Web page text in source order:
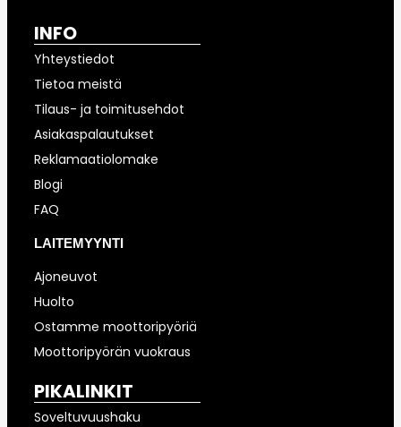
INFO
Yhteystiedot
Tietoa meistä
Tilaus- ja toimitusehdot
Asiakaspalautukset
Reklamaatiolomake
Blogi
FAQ
LAITEMYYNTI
Ajoneuvot
Huolto
Ostamme moottoripyöriä
Moottoripyörän vuokraus
PIKALINKIT
Soveltuvuushaku